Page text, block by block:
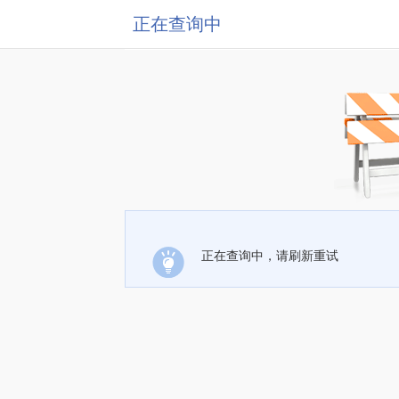
正在查询中
正在查询中，请刷新重试